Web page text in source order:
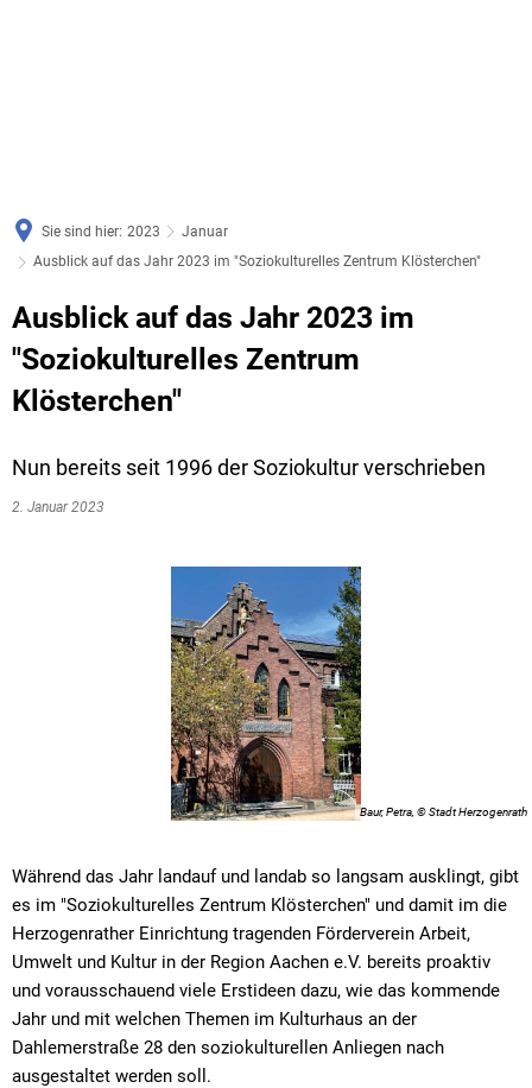
Sie sind hier: 2023
Januar
Ausblick auf das Jahr 2023 im "Soziokulturelles Zentrum Klösterchen"
Ausblick auf das Jahr 2023 im
"Soziokulturelles Zentrum
Klösterchen"
Nun bereits seit 1996 der Soziokultur verschrieben
2. Januar 2023
Baur, Petra, © Stadt Herzogenrath
Während das Jahr landauf und landab so langsam ausklingt, gibt
es im "Soziokulturelles Zentrum Klösterchen" und damit im die
Herzogenrather Einrichtung tragenden Förderverein Arbeit,
Umwelt und Kultur in der Region Aachen e.V. bereits proaktiv
und vorausschauend viele Erstideen dazu, wie das kommende
Jahr und mit welchen Themen im Kulturhaus an der
Dahlemerstraße 28 den soziokulturellen Anliegen nach
ausgestaltet werden soll.